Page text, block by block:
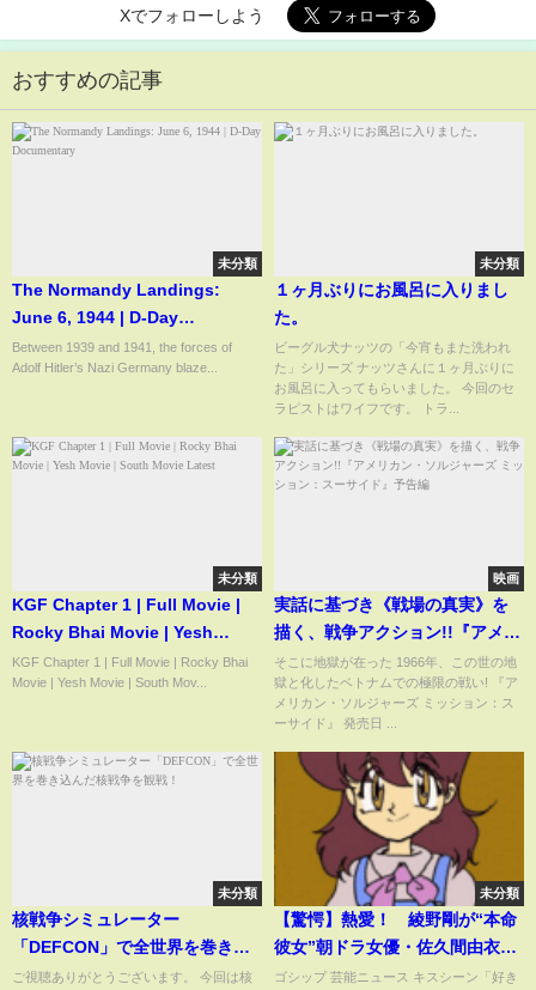
Xでフォローしよう
おすすめの記事
未分類
The Normandy Landings:
June 6, 1944 | D-Day
Documentary
Between 1939 and 1941, the forces of
Adolf Hitler’s Nazi Germany blaze...
未分類
１ヶ月ぶりにお風呂に入りまし
た。
ビーグル犬ナッツの「今宵もまた洗われ
た」シリーズ ナッツさんに１ヶ月ぶりに
お風呂に入ってもらいました。 今回のセ
ラピストはワイフです。 トラ...
未分類
KGF Chapter 1 | Full Movie |
Rocky Bhai Movie | Yesh
Movie | South Movie Latest
KGF Chapter 1 | Full Movie | Rocky Bhai
Movie | Yesh Movie | South Mov...
映画
実話に基づき《戦場の真実》を
描く、戦争アクション!!『アメリ
カン・ソルジャーズ ミッショ
ン：スーサイド』予告編
そこに地獄が在った 1966年、この世の地
獄と化したベトナムでの極限の戦い! 『ア
メリカン・ソルジャーズ ミッション：ス
ーサイド』 発売日 ...
未分類
核戦争シミュレーター
「DEFCON」で全世界を巻き込
んだ核戦争を観戦！
ご視聴ありがとうございます。 今回は核
未分類
【驚愕】熱愛！ 綾野剛が“本命
彼女”朝ドラ女優・佐久間由衣と
「通い愛」
ゴシップ 芸能ニュース キスシーン「好き